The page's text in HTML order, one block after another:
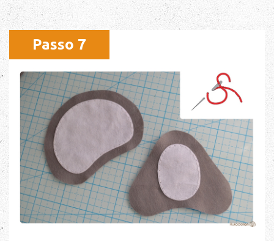
Passo 7